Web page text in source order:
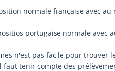
normale française avec au
portugaise normale avec
n'est pas facile pour trouver
tenir compte des